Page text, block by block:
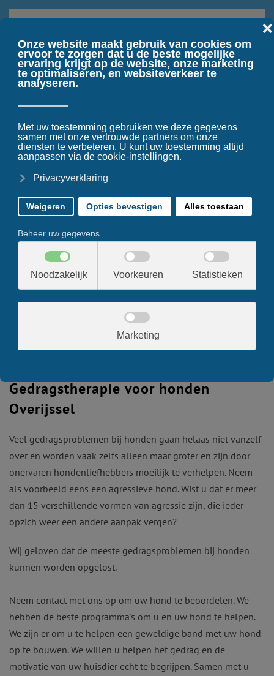
Gedragstherapie voor honden
Overijssel
Veel gedragsproblemen bij honden gaan helaas niet vanzelf
over en worden vaak zelfs alleen maar groter en zijn door
onervaren hondenliefhebbers moeilijk te verhelpen. Neem
als voorbeeld eens een agressieve hond. Wist u dat er meer
dan 15 verschillende vormen van agressie zijn, die ieder
opzich weer een andere aanpak vergen?
Wij geloven dat de meeste gedragsproblemen bij honden
kunnen worden opgelost.
Neem contact met ons op om uw hond te beoordelen. We
hebben de beste programma's om u en uw hond te helpen.
We zijn er om u te helpen een geweldige band met uw hond
op te bouwen. We willen u helpen het gedrag en de
motivatie van uw huisdier echt te begrijpen. Samen met u